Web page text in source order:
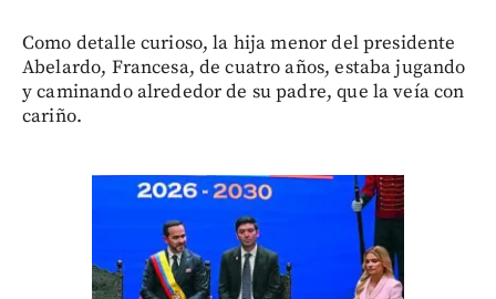
Como detalle curioso, la hija menor del presidente
Abelardo, Francesa, de cuatro años, estaba jugando
y caminando alrededor de su padre, que la veía con
cariño.